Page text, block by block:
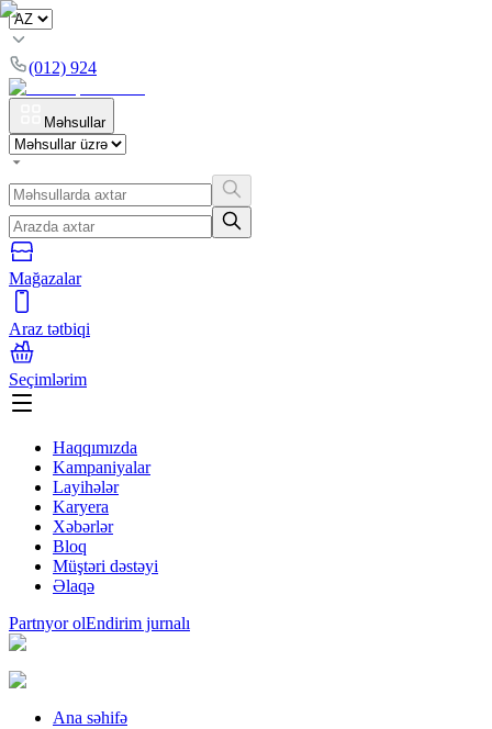
(012) 924
Məhsullar
Mağazalar
Araz tətbiqi
Seçimlərim
Haqqımızda
Kampaniyalar
Layihələr
Karyera
Xəbərlər
Bloq
Müştəri dəstəyi
Əlaqə
Partnyor olEndirim jurnalı
Ana səhifə